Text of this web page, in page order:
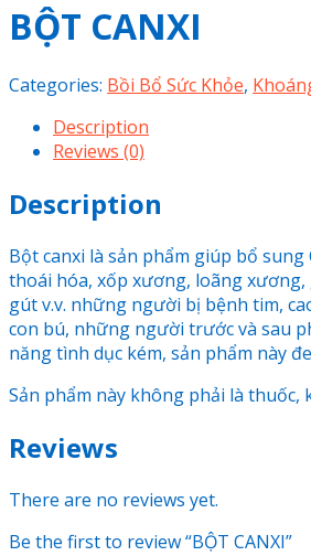
BỘT CANXI
Categories: Bồi Bổ Sức Khỏe,
Description
Reviews (0)
Description
Bột canxi là sản phẩm giúp bổ
thoái hóa, xốp xương, loãng
gút v.v. những người bị bệnh tim,
con bú, những người trước và sau
năng tình dục kém, sản phẩm này
Sản phẩm này không phải là
Reviews
There are no reviews yet.
Be the first to review “BỘT CANXI”